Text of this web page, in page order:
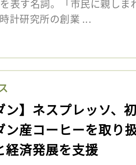
表す名詞。「市民に親し
計研究所の創業 ...
ン】ネスプレッソ、
ン産コーヒーを取り
経済発展を支援